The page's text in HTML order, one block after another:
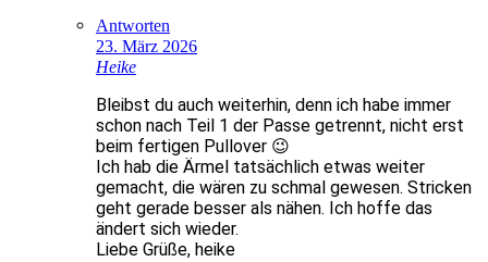
Antworten
23. März 2026
Heike
Bleibst du auch weiterhin, denn ich habe immer
schon nach Teil 1 der Passe getrennt, nicht erst
beim fertigen Pullover 😉
Ich hab die Ärmel tatsächlich etwas weiter
gemacht, die wären zu schmal gewesen. Stricken
geht gerade besser als nähen. Ich hoffe das
ändert sich wieder.
Liebe Grüße, heike